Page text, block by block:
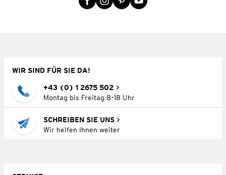
WIR SIND FÜR SIE DA!
+43 (0) 1 2675 502
Montag bis Freitag 8–18 Uhr
SCHREIBEN SIE UNS
Wir helfen Ihnen weiter